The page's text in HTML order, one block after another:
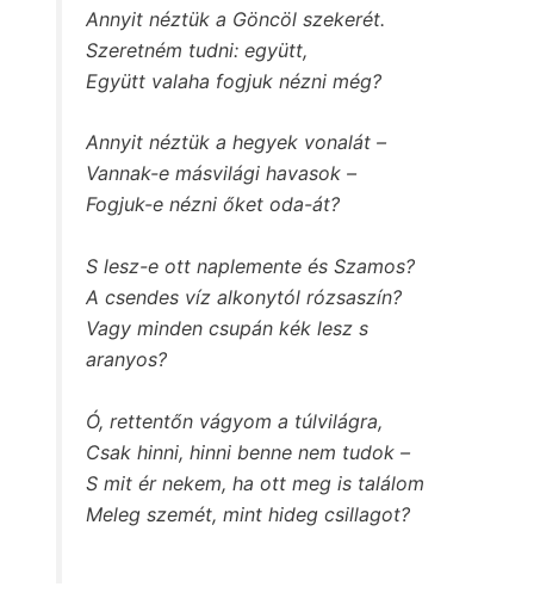
Annyit néztük a Göncöl szekerét.
Szeretném tudni: együtt,
Együtt valaha fogjuk nézni még?
Annyit néztük a hegyek vonalát –
Vannak-e másvilági havasok –
Fogjuk-e nézni őket oda-át?
S lesz-e ott naplemente és Szamos?
A csendes víz alkonytól rózsaszín?
Vagy minden csupán kék lesz s
aranyos?
Ó, rettentőn vágyom a túlvilágra,
Csak hinni, hinni benne nem tudok –
S mit ér nekem, ha ott meg is találom
Meleg szemét, mint hideg csillagot?